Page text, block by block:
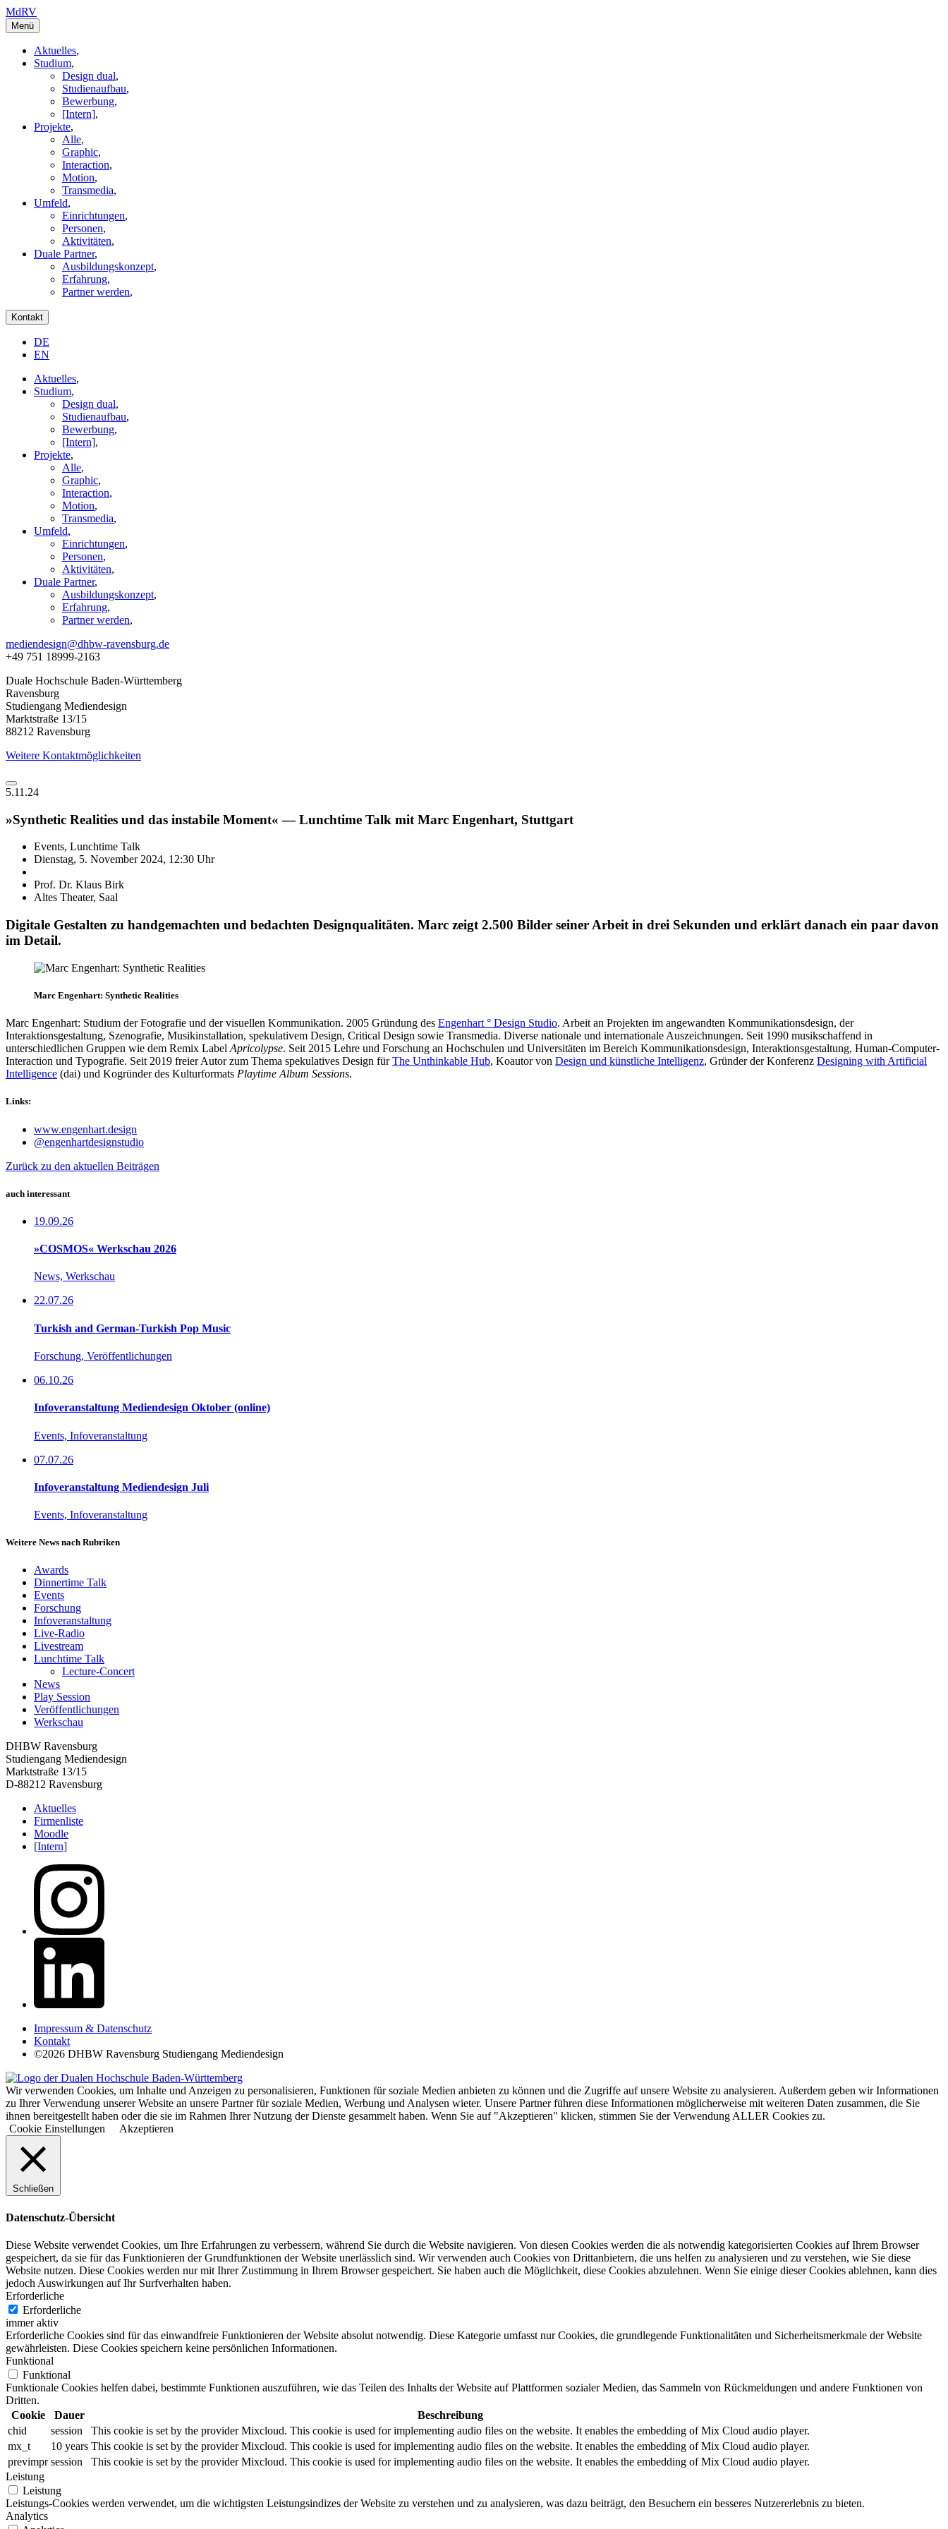
MdRV
Menü
Aktuelles,
Studium,
Design dual,
Studienaufbau,
Bewerbung,
[Intern],
Projekte,
Alle,
Graphic,
Interaction,
Motion,
Transmedia,
Umfeld,
Einrichtungen,
Personen,
Aktivitäten,
Duale Partner,
Ausbildungskonzept,
Erfahrung,
Partner werden,
Kontakt
DE
EN
Aktuelles,
Studium,
Design dual,
Studienaufbau,
Bewerbung,
[Intern],
Projekte,
Alle,
Graphic,
Interaction,
Motion,
Transmedia,
Umfeld,
Einrichtungen,
Personen,
Aktivitäten,
Duale Partner,
Ausbildungskonzept,
Erfahrung,
Partner werden,
mediendesign@dhbw-ravensburg.de
+49 751 18999-2163
Duale Hochschule Baden-Württemberg
Ravensburg
Studiengang Mediendesign
Marktstraße 13/15
88212 Ravensburg
Weitere Kontaktmöglichkeiten
5.11.24
»Synthetic Realities und das instabile Moment« — Lunchtime Talk mit Marc Engenhart, Stuttgart
Events, Lunchtime Talk
Dienstag, 5. November 2024, 12:30 Uhr
Prof. Dr. Klaus Birk
Altes Theater, Saal
Digitale Gestalten zu handgemachten und bedachten Designqualitäten. Marc zeigt 2.500 Bilder seiner Arbeit in drei Sekunden und erklärt danach ein paar davon
im Detail.
Marc Engenhart: Synthetic Realities
Marc Engenhart: Studium der Fotografie und der visuellen Kommunikation. 2005 Gründung des Engenhart ° Design Studio. Arbeit an Projekten im angewandten Kommunikationsdesign, der
Interaktionsgestaltung, Szenografie, Musikinstallation, spekulativem Design, Critical Design sowie Transmedia. Diverse nationale und internationale Auszeichnungen. Seit 1990 musikschaffend in
unterschiedlichen Gruppen wie dem Remix Label Apricolypse. Seit 2015 Lehre und Forschung an Hochschulen und Universitäten im Bereich Kommunikationsdesign, Interaktionsgestaltung, Human-Computer-
Interaction und Typografie. Seit 2019 freier Autor zum Thema spekulatives Design fürThe Unthinkable Hub, Koautor von Design und künstliche Intelligenz, Gründer der Konferenz Designing with Artificial
Intelligence (dai) und Kogründer des Kulturformats Playtime Album Sessions.
Links:
www.engenhart.design
@engenhartdesignstudio
Zurück zu den aktuellen Beiträgen
auch interessant
19.09.26
»COSMOS« Werkschau 2026
News, Werkschau
22.07.26
Turkish and German-Turkish Pop Music
Forschung, Veröffentlichungen
06.10.26
Infoveranstaltung Mediendesign Oktober (online)
Events, Infoveranstaltung
07.07.26
Infoveranstaltung Mediendesign Juli
Events, Infoveranstaltung
Weitere News nach Rubriken
Awards
Dinnertime Talk
Events
Forschung
Infoveranstaltung
Live-Radio
Livestream
Lunchtime Talk
Lecture-Concert
News
Play Session
Veröffentlichungen
Werkschau
DHBW Ravensburg
Studiengang Mediendesign
Marktstraße 13/15
D-88212 Ravensburg
Aktuelles
Firmenliste
Moodle
[Intern]
Impressum & Datenschutz
Kontakt
©2026 DHBW Ravensburg Studiengang Mediendesign
Wir verwenden Cookies, um Inhalte und Anzeigen zu personalisieren, Funktionen für soziale Medien anbieten zu können und die Zugriffe auf unsere Website zu analysieren. Außerdem geben wir Informationen
zu Ihrer Verwendung unserer Website an unsere Partner für soziale Medien, Werbung und Analysen wieter. Unsere Partner führen diese Informationen möglicherweise mit weiteren Daten zusammen, die Sie
ihnen bereitgestellt haben oder die sie im Rahmen Ihrer Nutzung der Dienste gesammelt haben. Wenn Sie auf "Akzeptieren" klicken, stimmen Sie der Verwendung ALLER Cookies zu.
Cookie Einstellungen
Akzeptieren
Schließen
Datenschutz-Übersicht
Diese Website verwendet Cookies, um Ihre Erfahrungen zu verbessern, während Sie durch die Website navigieren. Von diesen Cookies werden die als notwendig kategorisierten Cookies auf Ihrem Browser
gespeichert, da sie für das Funktionieren der Grundfunktionen der Website unerlässlich sind. Wir verwenden auch Cookies von Drittanbietern, die uns helfen zu analysieren und zu verstehen, wie Sie diese
Website nutzen. Diese Cookies werden nur mit Ihrer Zustimmung in Ihrem Browser gespeichert. Sie haben auch die Möglichkeit, diese Cookies abzulehnen. Wenn Sie einige dieser Cookies ablehnen, kann dies
jedoch Auswirkungen auf Ihr Surfverhalten haben.
Erforderliche
Erforderliche
immer aktiv
Erforderliche Cookies sind für das einwandfreie Funktionieren der Website absolut notwendig. Diese Kategorie umfasst nur Cookies, die grundlegende Funktionalitäten und Sicherheitsmerkmale der Website
gewährleisten. Diese Cookies speichern keine persönlichen Informationen.
Funktional
Funktional
Funktionale Cookies helfen dabei, bestimmte Funktionen auszuführen, wie das Teilen des Inhalts der Website auf Plattformen sozialer Medien, das Sammeln von Rückmeldungen und andere Funktionen von
Dritten.
Cookie
Dauer
Beschreibung
chid
session
This cookie is set by the provider Mixcloud. This cookie is used for implementing audio files on the website. It enables the embedding of Mix Cloud audio player.
mx_t
10 years This cookie is set by the provider Mixcloud. This cookie is used for implementing audio files on the website. It enables the embedding of Mix Cloud audio player.
previmpr session
This cookie is set by the provider Mixcloud. This cookie is used for implementing audio files on the website. It enables the embedding of Mix Cloud audio player.
Leistung
Leistung
Leistungs-Cookies werden verwendet, um die wichtigsten Leistungsindizes der Website zu verstehen und zu analysieren, was dazu beiträgt, den Besuchern ein besseres Nutzererlebnis zu bieten.
Analytics